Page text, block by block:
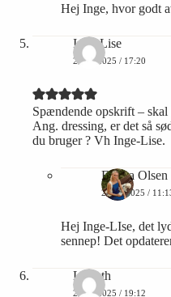
Hej Inge, hvor godt
Inge-Lise
26/08/2025 / 17:20
Spændende opskrift –
Ang. dressing, er det så
du bruger ? Vh Inge-Lise.
Emma Olsen
28/08/2025 /
Hej Inge-LIse, det
sennep! Det
Lisbeth
22/09/2025 / 19:12